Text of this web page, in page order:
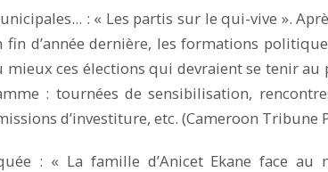
: « Les partis sur le qui-vive ».
fin d’année dernière, les formations
mieux ces élections qui devraient se tenir au
: tournées de sensibilisation,
d’investiture, etc. (Cameroon Tribune
: « La famille d’Anicet Ekane face au